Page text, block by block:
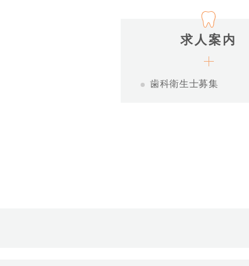
求人案内
歯科衛生士募集